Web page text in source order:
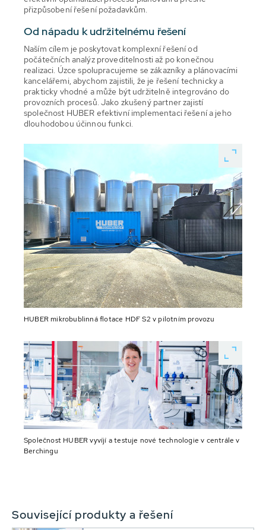
přizpůsobení řešení požadavkům.
Od nápadu k udržitelnému řešení
Naším cílem je poskytovat komplexní řešení od
počátečních analýz proveditelnosti až po konečnou
realizaci. Úzce spolupracujeme se zákazníky a plánovacími
kancelářemi, abychom zajistili, že je řešení technicky a
prakticky vhodné a může být udržitelně integrováno do
provozních procesů. Jako zkušený partner zajistí
společnost HUBER efektivní implementaci řešení a jeho
dlouhodobou účinnou funkci.
HUBER mikrobublinná flotace HDF S2 v pilotním provozu
Společnost HUBER vyvíjí a testuje nové technologie v centrále v
Berchingu
Související produkty a řešení